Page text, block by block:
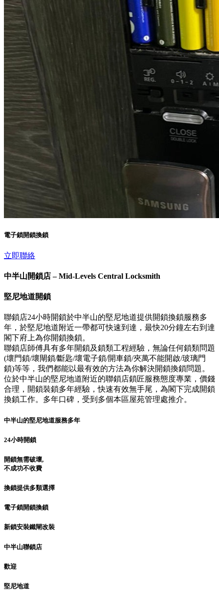
電子鎖開鎖換鎖
立即聯絡
中半山開鎖店 – Mid-Levels Central Locksmith
堅尼地道開鎖
聯鎖店24小時開鎖於中半山的堅尼地道提供開鎖換鎖服務多
年，於堅尼地道附近一帶都可快速到達，最快20分鐘左右到達
閣下府上為你開鎖換鎖。
聯鎖店師傅具有多年開鎖及鎖類工程經驗，無論任何鎖類問題
(壞門鎖/壞閘鎖/斷匙/壞電子鎖/開車鎖/夾萬不能開啟/玻璃門
鎖)等等，我們都能以最有效的方法為你解決開鎖換鎖問題。
位於中半山的堅尼地道附近的聯鎖店鎖匠服務態度專業，價錢
合理，開鎖裝鎖多年經驗，快速有效無手尾，為閣下完成開鎖
換鎖工作。多年口碑，受到多個本區屋苑管理處推介。
中半山的堅尼地道服務多年
24小時開鎖
開鎖無需破壞,
不成功不收費
換鎖提供多類選擇
電子鎖開鎖換鎖
新鎖安裝鐵閘改裝
中半山聯鎖店
歡迎
堅尼地道